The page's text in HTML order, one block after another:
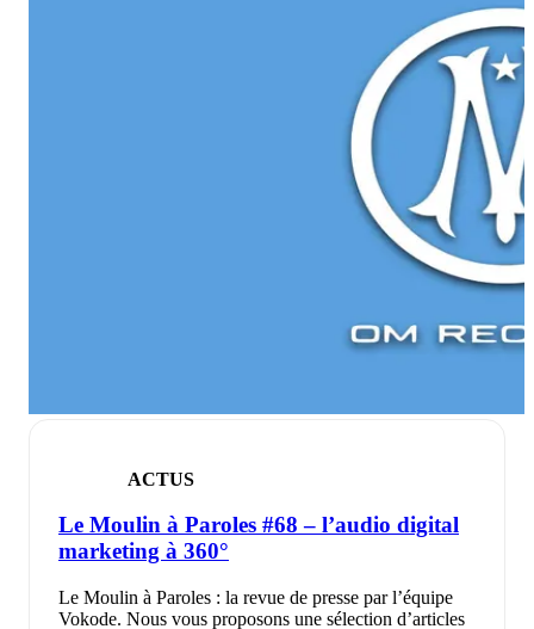
ACTUS
Le Moulin à Paroles #68 – l’audio digital
marketing à 360°
Le Moulin à Paroles : la revue de presse par l’équipe
Vokode. Nous vous proposons une sélection d’articles